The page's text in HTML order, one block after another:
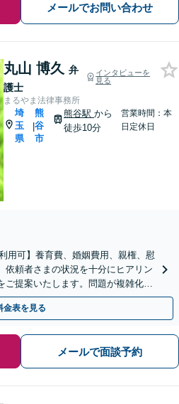
メールでお問い合わせ
丸山 博久 弁
護士
インタビューを
見る
まるやま法律事務所
埼
玉
県
|
熊
谷
市
熊谷駅 から
徒歩10分
営業時間：本
日定休日
用可】養育費、婚姻費用、親権、慰
依頼者さまの状況を十分にヒアリン
ご提案いたします。問題が複雑化す
歩10分】
金表を見る
メールで面談予約